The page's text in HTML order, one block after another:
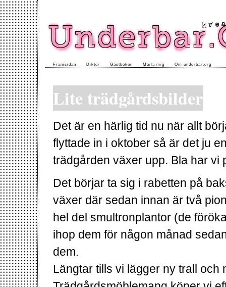
Framsidan Dikter Gästboken Maila mig Om underbar.org
Lite trädgårdsbilder
Det är en härlig tid nu när allt
flyttade in i oktober så är det ju
trädgården växer upp. Bla har
Det börjar ta sig i rabetten på
växer där sedan innan är två
hel del smultronplantor (de
ihop dem för någon månad
dem.
Längtar tills vi lägger ny trall